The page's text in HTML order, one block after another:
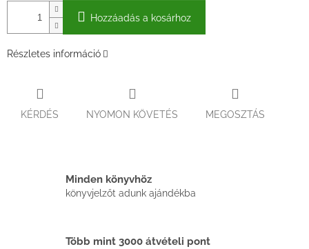
Hozzáadás a kosárhoz
Részletes információ
KÉRDÉS NYOMON KÖVETÉS MEGOSZTÁS
Minden könyvhöz
könyvjelzőt adunk ajándékba
Több mint 3000 átvételi pont